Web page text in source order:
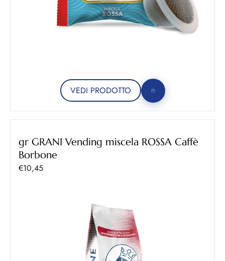
VEDI PRODOTTO
gr GRANI Vending miscela ROSSA Caffè
Borbone
Prezzo scontato
€10,45